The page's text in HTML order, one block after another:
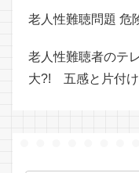
老人性難聴問題 危
老人性難聴者のテ
大?! 五感と片付け